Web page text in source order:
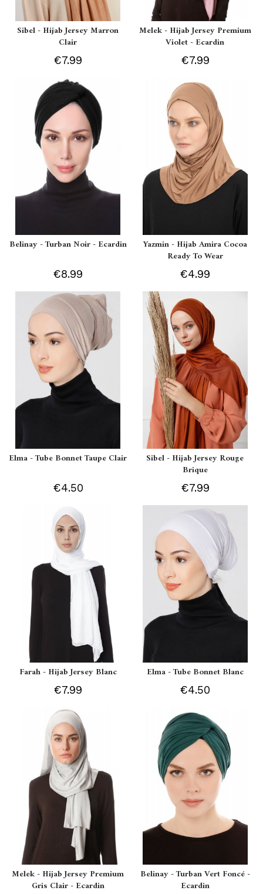
Sibel - Hijab Jersey Marron
Clair
€7.99
Melek - Hijab Jersey Premium
Violet - Ecardin
€7.99
Belinay - Turban Noir - Ecardin
€8.99
Yazmin - Hijab Amira Cocoa
Ready To Wear
€4.99
Elma - Tube Bonnet Taupe Clair
€4.50
Sibel - Hijab Jersey Rouge
Brique
€7.99
Farah - Hijab Jersey Blanc
€7.99
Elma - Tube Bonnet Blanc
€4.50
Melek - Hijab Jersey Premium
Gris Clair - Ecardin
Belinay - Turban Vert Foncé -
Ecardin